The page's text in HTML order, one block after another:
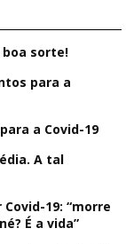
boa sorte!
para a
a Covid-19
A tal
19: “morre
É a vida”